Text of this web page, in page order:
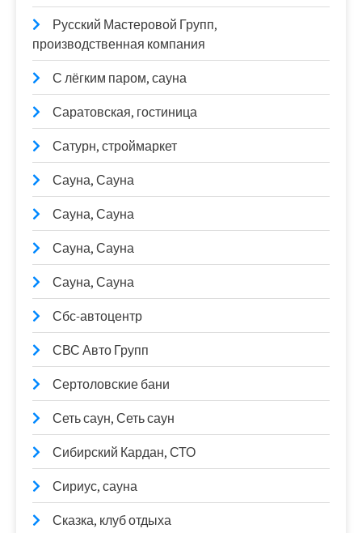
Русский Мастеровой Групп,
производственная компания
С лёгким паром, сауна
Саратовская, гостиница
Сатурн, строймаркет
Сауна, Сауна
Сауна, Сауна
Сауна, Сауна
Сауна, Сауна
Сбс-автоцентр
СВС Авто Групп
Сертоловские бани
Сеть саун, Сеть саун
Сибирский Кардан, СТО
Сириус, сауна
Сказка, клуб отдыха